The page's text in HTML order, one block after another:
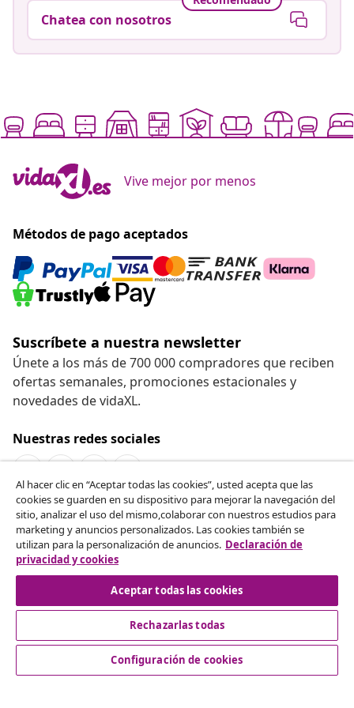
Chatea con nosotros
Vive mejor por menos
Métodos de pago aceptados
Suscríbete a nuestra newsletter
Únete a los más de 700 000 compradores que reciben
ofertas semanales, promociones estacionales y
novedades de vidaXL.
Nuestras redes sociales
Desistir del contrato
Solicita la cancelación de tu pedido.
Desistir del contrato
Servicio al Cliente
Al hacer clic en “Aceptar todas las cookies”, usted acepta que las
cookies se guarden en su dispositivo para mejorar la navegación del
sitio, analizar el uso del mismo,colaborar con nuestros estudios para
marketing y anuncios personalizados. Las cookies también se
utilizan para la personalización de anuncios. Declaración de
privacidad y cookies
Aceptar todas las cookies
Rechazarlas todas
Configuración de cookies